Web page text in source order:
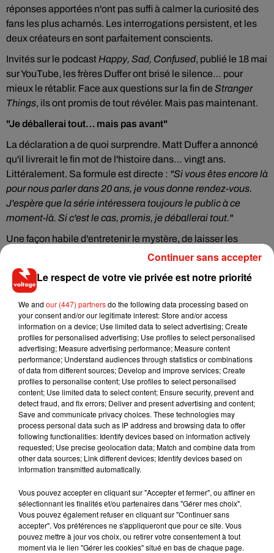
réponses apportées n'ont pas suffi à calmer la curiosité des
fans les plus acharnés. Les interrogations persistent, et les
deux créateurs en sont parfaitement conscients.
Invités sur le podcast Happy, Sad, Confused, publié le 18 mai
sur YouTube, les frères Duffer ont brisé le silence… pour
mieux le rétablir. Face aux questions sur la fin de Stranger
Things, ils ont promis de tout révéler. Mais pas maintenant.
"Je déballerai tout… mais pas avant"
La déclaration a de quoi surprendre. Matt Duffer a annoncé
qu'il livrerait le fin mot de l'histoire dans… vingt ans.
Littéralement. Sa formule est directe : "Si vous êtes encore là
pour nous parler dans 20 ans, je vous donne rendez-vous.
J'espère que la série intéressera toujours le public à ce
moment-là. Si c'est le cas, promis, je déballerai tout."
Une façon habile d'entretenir le mystère, de laisser les
théories prospérer et d'éviter la pression immédiate des fans.
Stratégie ou sincérité ? Difficile à dire. Ce qui est certain,
c'est que les Duffer maîtrisent l'art du cliffhanger — jusque
Le mytheStranger Thingsest éternel
En repoussant les révélations à 2046, les créateurs
transforment leur série en œuvre ouverte, presque
mythologique. Ils parient que l'intérêt du public ne retombera
pas, queStranger Thingscontinuera de hanter les mémoires
comme les couloirs du lycée de Hawkins hantaient leurs
personnages.
Alors, Eleven est-elle vraiment en vie ? On a vingt ans pour
spéculer.
Musique
Le respect de votre vie privée est notre priorité
We and our (447) partnersdo the following data processing based on
your consent and/or our legitimate interest: Store and/or access
information on a device; Use limited data to select advertising; Create
profiles for personalised advertising; Use profiles to select personalised
advertising; Measure advertising performance; Measure content
performance; Understand audiences through statistics or combinations
of data from different sources; Develop and improve services; Create
profiles to personalise content; Use profiles to select personalised
content; Use limited data to select content; Ensure security, prevent and
detect fraud, and fix errors; Deliver and present advertising and content;
Save and communicate privacy choices. These technologies may
process personal data such as IP address and browsing data to offer
following functionalities: Identify devices based on information actively
requested; Use precise geolocation data; Match and combine data from
other data sources; Link different devices; Identify devices based on
information transmitted automatically.
Vous pouvez accepter en cliquant sur "Accepter et fermer", ou affiner en
sélectionnant les finalités et/ou partenaires dans "Gérer mes choix".
Vous pouvez également refuser en cliquant sur "Continuer sans
accepter". Vos préférences ne s'appliqueront que pour ce site. Vous
pouvez mettre à jour vos choix, ou retirer votre consentement à tout
moment via le lien "Gérer les cookies" situé en bas de chaque page.
Continuer sans accepter